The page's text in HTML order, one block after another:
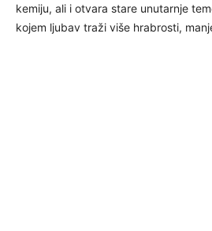
kemiju, ali i otvara stare unutarnje
kojem ljubav traži više hrabrosti,